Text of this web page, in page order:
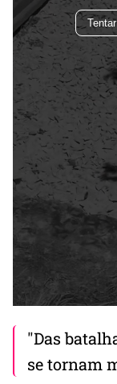
"Das
se tornam